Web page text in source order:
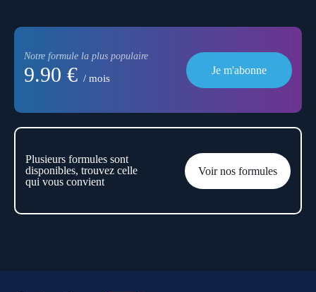
Notre formule la plus populaire
9.90 € / mois
Je m'abonne
Plusieurs formules sont
disponibles, trouvez celle
qui vous convient
Voir nos formules